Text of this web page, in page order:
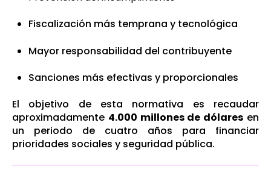
Fiscalización más temprana y tecnológica
Mayor responsabilidad del contribuyente
Sanciones más efectivas y proporcionales
El objetivo de esta normativa es recaudar
aproximadamente 4.000 millones de dólares en
un periodo de cuatro años para financiar
prioridades sociales y seguridad pública.